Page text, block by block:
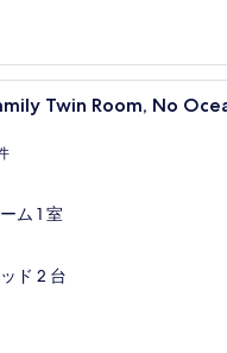
高級寝具、
Twin Room, No
ム 1 室
ド 2 台